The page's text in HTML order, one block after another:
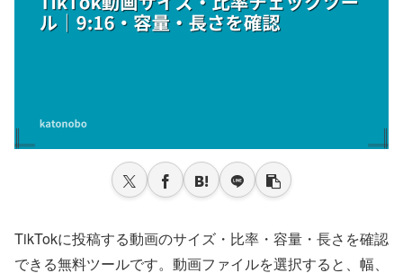
TikTokに投稿する動画のサイズ・比率・容量・長さを確認
できる無料ツールです。動画ファイルを選択すると、幅、